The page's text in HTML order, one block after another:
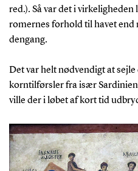
red.). Så var det i
romernes forhold til havet end
dengang.
Det var helt nødvendigt at
korntilførsler fra især
ville der i løbet af kort tid